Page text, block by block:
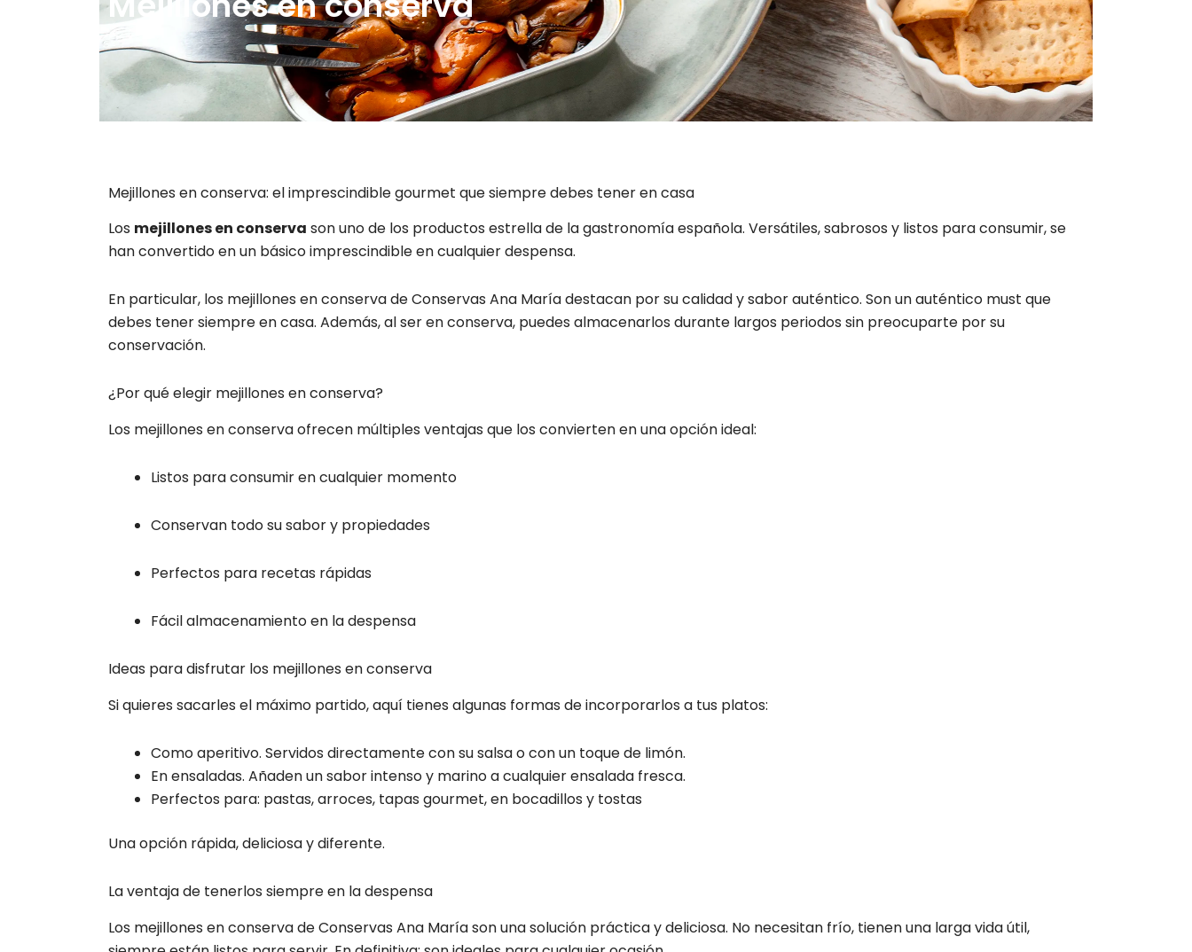
Mejillones en conserva: el imprescindible gourmet que siempre debes tener en casa
Los mejillones en conserva son uno de los productos estrella de la gastronomía española. Versátiles, sabrosos y listos para consumir, se
han convertido en un básico imprescindible en cualquier despensa.
En particular, los mejillones en conserva de Conservas Ana María destacan por su calidad y sabor auténtico. Son un auténtico must que
debes tener siempre en casa. Además, al ser en conserva, puedes almacenarlos durante largos periodos sin preocuparte por su
conservación.
¿Por qué elegir mejillones en conserva?
Los mejillones en conserva ofrecen múltiples ventajas que los convierten en una opción ideal:
Listos para consumir en cualquier momento
Conservan todo su sabor y propiedades
Perfectos para recetas rápidas
Fácil almacenamiento en la despensa
Ideas para disfrutar los mejillones en conserva
Si quieres sacarles el máximo partido, aquí tienes algunas formas de incorporarlos a tus platos:
Como aperitivo. Servidos directamente con su salsa o con un toque de limón.
En ensaladas. Añaden un sabor intenso y marino a cualquier ensalada fresca.
Perfectos para: pastas, arroces, tapas gourmet, en bocadillos y tostas
Una opción rápida, deliciosa y diferente.
La ventaja de tenerlos siempre en la despensa
Los mejillones en conserva de Conservas Ana María son una solución práctica y deliciosa. No necesitan frío, tienen una larga vida útil,